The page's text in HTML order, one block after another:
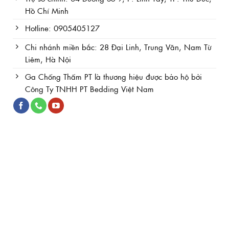
Hồ Chí Minh
Hotline: 0905405127
Chi nhánh miền bắc: 28 Đại Linh, Trung Văn, Nam Từ
Liêm, Hà Nội
Ga Chống Thấm PT là thương hiệu được bảo hộ bởi
Công Ty TNHH PT Bedding Việt Nam